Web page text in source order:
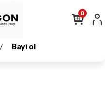
/ Bayi ol
0